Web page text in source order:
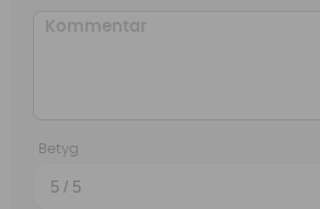
Betyg